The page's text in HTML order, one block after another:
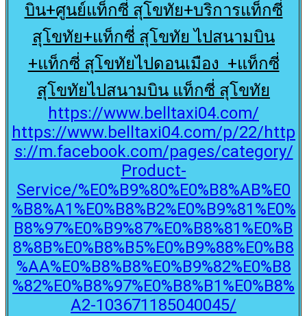
บิน+ศูนย์แท็กซี่ สุโขทัย+บริการแท็กซี่
สุโขทัย+แท็กซี่ สุโขทัย ไปสนามบิน
+แท็กซี่ สุโขทัยไปดอนเมือง +แท็กซี่
สุโขทัยไปสนามบิน แท็กซี่ สุโขทัย
https://www.belltaxi04.com/
https://www.belltaxi04.com/p/22/http
s://m.facebook.com/pages/category/
Product-
Service/%E0%B9%80%E0%B8%AB%E0
%B8%A1%E0%B8%B2%E0%B9%81%E0%
B8%97%E0%B9%87%E0%B8%81%E0%B
8%8B%E0%B8%B5%E0%B9%88%E0%B8
%AA%E0%B8%B8%E0%B9%82%E0%B8
%82%E0%B8%97%E0%B8%B1%E0%B8%
A2-103671185040045/